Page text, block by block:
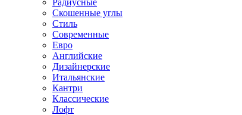
Скошенные углы
Стиль
Современные
Евро
Английские
Дизайнерские
Итальянские
Кантри
Классические
Лофт